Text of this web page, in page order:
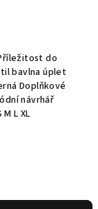
do
bavlna úplet
Doplňkové
návrhář
L XL